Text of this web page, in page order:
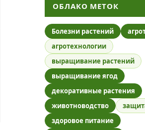
ОБЛАКО МЕТОК
Болезни растений
агротехнологии
выращивание растений
выращивание ягод
декоративные растения
животноводство
здоровое питание